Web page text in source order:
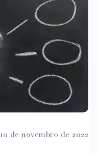
10 de novembro de 2022